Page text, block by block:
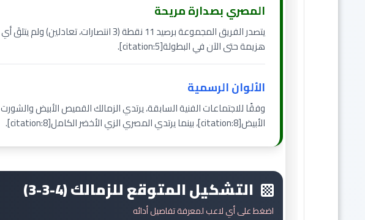
المصري بصدارة مريحة
يتصدر الفريق المجموعة برصيد 11 نقطة (3 انتصارات، تعادلين) ولم يتلقَ أي
هزيمة حتى الآن في البطولة[citation:5].
الألوان الرسمية
وفقًا للاجتماعات الفنية السابقة، يرتدي الزمالك القميص الأبيض والشورت
الأبيض[citation:8]، بينما يرتدي المصري الزي الأخضر الكامل[citation:8].
التشكيل المتوقع للزمالك (4-3-3)
اضغط على أي لاعب لمعرفة تفاصيل أدائه